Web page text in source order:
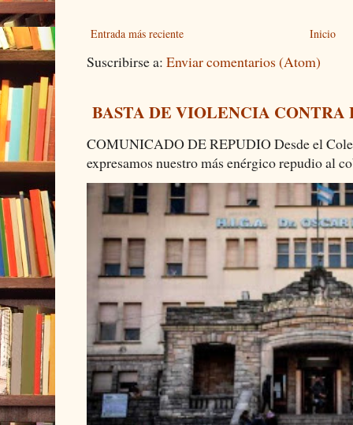
Entrada más reciente Inicio
Suscribirse a: Enviar comentarios (Atom)
BASTA DE VIOLENCIA
COMUNICADO DE REPUDIO Desde el
expresamos nuestro más enérgico repudio al